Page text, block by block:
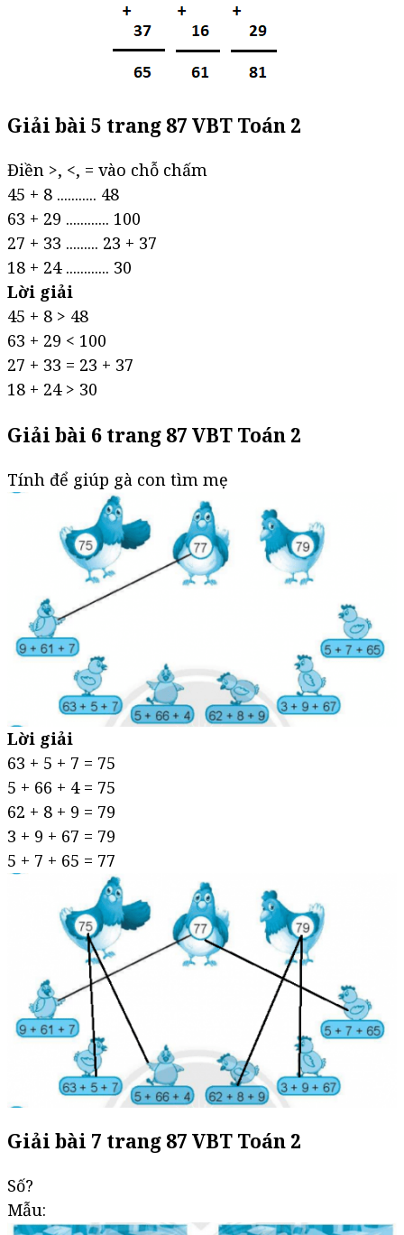
Giải bài 5 trang 87 VBT Toán 2
Điền >, <, = vào chỗ chấm
45 + 8 ........... 48
63 + 29 ............ 100
27 + 33 ......... 23 + 37
18 + 24 ............ 30
Lời giải
45 + 8 > 48
63 + 29 < 100
27 + 33 = 23 + 37
18 + 24 > 30
Giải bài 6 trang 87 VBT Toán 2
Tính để giúp gà con tìm mẹ
Lời giải
63 + 5 + 7 = 75
5 + 66 + 4 = 75
62 + 8 + 9 = 79
3 + 9 + 67 = 79
5 + 7 + 65 = 77
Giải bài 7 trang 87 VBT Toán 2
Số?
Mẫu: